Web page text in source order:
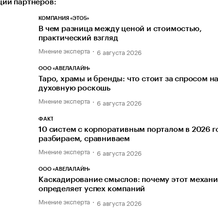
партнеров:
КОМПАНИЯ «ЭТО5»
В чем разница между ценой и стоимостью,
практический взгляд
Мнение эксперта 6 августа 2026
ООО «АВЕЛАЛАЙН»
Таро, храмы и бренды: что стоит за спросом на
духовную роскошь
Мнение эксперта 6 августа 2026
ФАКТ
10 систем с корпоративным порталом в 2026
разбираем, сравниваем
Мнение эксперта 6 августа 2026
ООО «АВЕЛАЛАЙН»
Каскадирование смыслов: почему этот
определяет успех компаний
Мнение эксперта 6 августа 2026